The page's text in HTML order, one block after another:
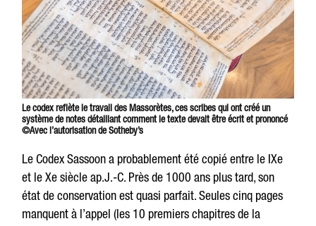
Le codex reflète le travail des Massorètes, ces scribes qui ont créé un
système de notes détaillant comment le texte devait être écrit et prononcé
©Avec l’autorisation de Sotheby’s
Le Codex Sassoon a probablement été copié entre le IXe
et le Xe siècle ap.J.-C. Près de 1000 ans plus tard, son
état de conservation est quasi parfait. Seules cinq pages
manquent à l’appel (les 10 premiers chapitres de la